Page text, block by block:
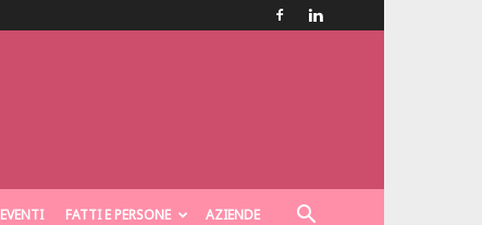
EVENTI FATTI E PERSONE AZIENDE